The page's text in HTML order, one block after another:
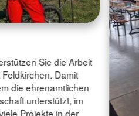
Sie die Arbeit
Damit
die ehrenamtlichen
unterstützt, im
Projekte in der